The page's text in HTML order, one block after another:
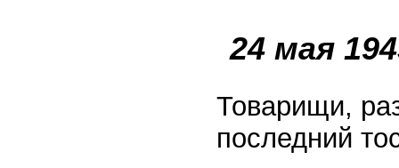
24 мая
Товарищи,
последний